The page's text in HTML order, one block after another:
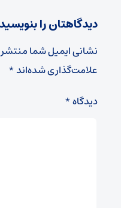
دیدگاهتان را بنویسید
نشانی ایمیل شما
علامت‌گذاری شده‌اند*
دیدگاه*